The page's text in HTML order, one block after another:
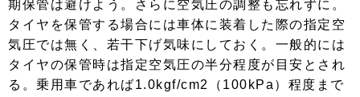
期保管は避けよう。さらに空気圧の調整も忘れずに。
タイヤを保管する場合には車体に装着した際の指定空
気圧では無く、若干下げ気味にしておく。一般的には
タイヤの保管時は指定空気圧の半分程度が目安とされ
る。乗用車であれば1.0kgf/cm2（100kPa）程度まで